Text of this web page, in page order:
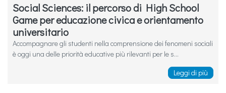
Social Sciences: il percorso di High School
Game per educazione civica e orientamento
universitario
Accompagnare gli studenti nella comprensione dei fenomeni sociali
è oggi una delle priorità educative più rilevanti per le s...
Leggi di più